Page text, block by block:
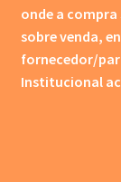
onde a
sobre venda,
fornecedor/
Institucional